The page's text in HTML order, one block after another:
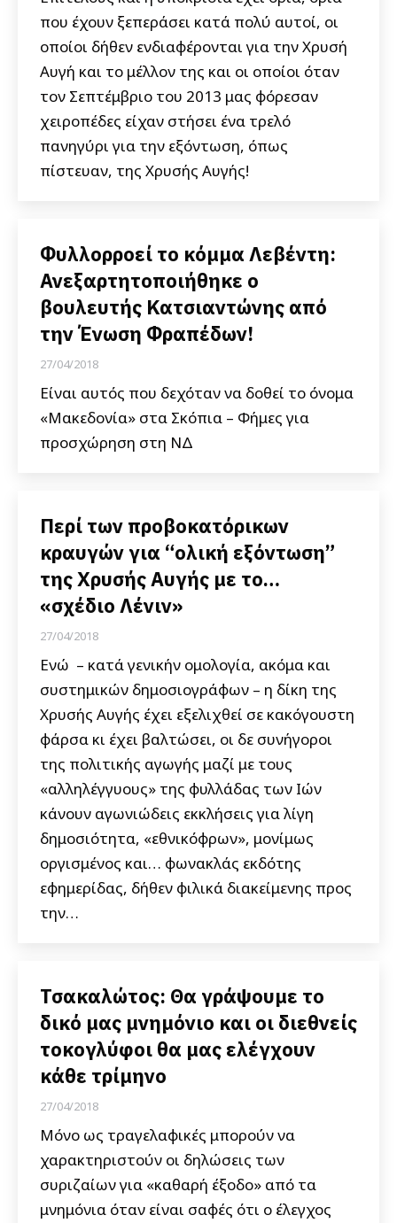
που έχουν ξεπεράσει κατά πολύ αυτοί, οι
οποίοι δήθεν ενδιαφέρονται για την Χρυσή
Αυγή και το μέλλον της και οι οποίοι όταν
τον Σεπτέμβριο του 2013 μας φόρεσαν
χειροπέδες είχαν στήσει ένα τρελό
πανηγύρι για την εξόντωση, όπως
πίστευαν, της Χρυσής Αυγής!
Φυλλορροεί το κόμμα Λεβέντη:
Ανεξαρτητοποιήθηκε ο
βουλευτής Κατσιαντώνης από
την Ένωση Φραπέδων!
27/04/2018
Είναι αυτός που δεχόταν να δοθεί το όνομα
«Μακεδονία» στα Σκόπια – Φήμες για
προσχώρηση στη ΝΔ
Περί των προβοκατόρικων
κραυγών για “ολική εξόντωση”
της Χρυσής Αυγής με το…
«σχέδιο Λένιν»
27/04/2018
Ενώ – κατά γενικήν ομολογία, ακόμα και
συστημικών δημοσιογράφων – η δίκη της
Χρυσής Αυγής έχει εξελιχθεί σε κακόγουστη
φάρσα κι έχει βαλτώσει, οι δε συνήγοροι
της πολιτικής αγωγής μαζί με τους
«αλληλέγγυους» της φυλλάδας των Ιών
κάνουν αγωνιώδεις εκκλήσεις για λίγη
δημοσιότητα, «εθνικόφρων», μονίμως
οργισμένος και… φωνακλάς εκδότης
εφημερίδας, δήθεν φιλικά διακείμενης προς
την…
Τσακαλώτος: Θα γράψουμε το
δικό μας μνημόνιο και οι διεθνείς
τοκογλύφοι θα μας ελέγχουν
κάθε τρίμηνο
27/04/2018
Μόνο ως τραγελαφικές μπορούν να
χαρακτηριστούν οι δηλώσεις των
συριζαίων για «καθαρή έξοδο» από τα
μνημόνια όταν είναι σαφές ότι ο έλεγχος